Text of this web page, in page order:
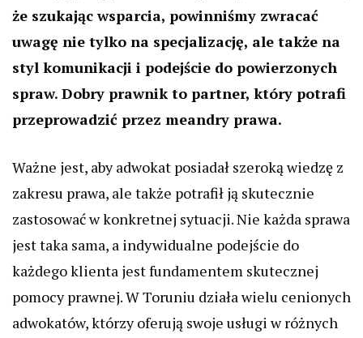
że szukając wsparcia, powinniśmy zwracać
uwagę nie tylko na specjalizację, ale także na
styl komunikacji i podejście do powierzonych
spraw. Dobry prawnik to partner, który potrafi
przeprowadzić przez meandry prawa.
Ważne jest, aby adwokat posiadał szeroką wiedzę z
zakresu prawa, ale także potrafił ją skutecznie
zastosować w konkretnej sytuacji. Nie każda sprawa
jest taka sama, a indywidualne podejście do
każdego klienta jest fundamentem skutecznej
pomocy prawnej. W Toruniu działa wielu cenionych
adwokatów, którzy oferują swoje usługi w różnych